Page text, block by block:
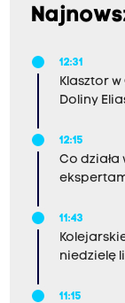
12:31
Klasztor
Doliny
12:15
Co działa
11:43
niedzielę
11:15